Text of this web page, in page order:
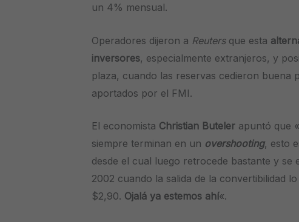
un 4% mensual.
Operadores dijeron a Reutersque esta
inversores, especialmente extranjeros, y
plaza, cuando las reservas cedieron buena
aportados por el FMI.
El economista Christian Buteler apuntó que
siempre terminan en un overshooting, esto
desde el cual luego retrocede bastante y se
2002 cuando la salida de la convertibilidad
$2,90. Ojalá ya estemos ahí«.